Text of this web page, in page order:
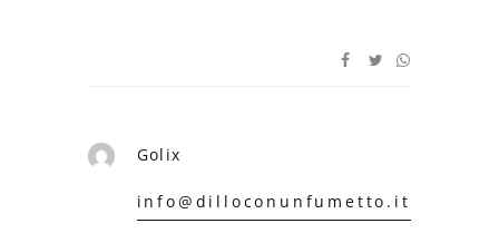
Golix
info@dilloconunfumetto.it